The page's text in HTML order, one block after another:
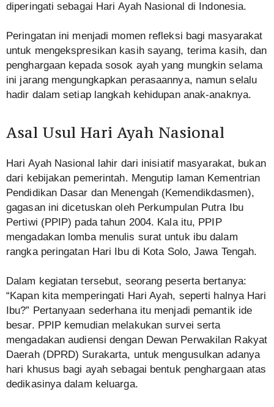
diperingati sebagai Hari Ayah Nasional di Indonesia.
Peringatan ini menjadi momen refleksi bagi masyarakat
untuk mengekspresikan kasih sayang, terima kasih, dan
penghargaan kepada sosok ayah yang mungkin selama
ini jarang mengungkapkan perasaannya, namun selalu
hadir dalam setiap langkah kehidupan anak-anaknya.
Asal Usul Hari Ayah Nasional
Hari Ayah Nasional lahir dari inisiatif masyarakat, bukan
dari kebijakan pemerintah. Mengutip laman Kementrian
Pendidikan Dasar dan Menengah (Kemendikdasmen),
gagasan ini dicetuskan oleh Perkumpulan Putra Ibu
Pertiwi (PPIP) pada tahun 2004. Kala itu, PPIP
mengadakan lomba menulis surat untuk ibu dalam
rangka peringatan Hari Ibu di Kota Solo, Jawa Tengah.
Dalam kegiatan tersebut, seorang peserta bertanya:
“Kapan kita memperingati Hari Ayah, seperti halnya Hari
Ibu?” Pertanyaan sederhana itu menjadi pemantik ide
besar. PPIP kemudian melakukan survei serta
mengadakan audiensi dengan Dewan Perwakilan Rakyat
Daerah (DPRD) Surakarta, untuk mengusulkan adanya
hari khusus bagi ayah sebagai bentuk penghargaan atas
dedikasinya dalam keluarga.